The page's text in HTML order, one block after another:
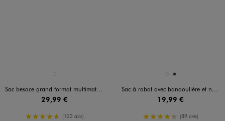
Sac besace grand format multimatière femme
29,99 €
4.5/5 de moyenne
(123 avis)
Disponible en 2 coloris
NOIR STANDARD
TAUPE
Sac à rabat avec bandoulière et noeud fantaisie femme
19,99 €
4.5/5 de moyenne
(89 avis)